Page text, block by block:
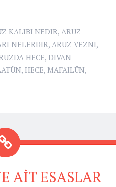
KALIBI NEDIR, ARUZ
NELERDIR, ARUZ VEZNI,
HECE, DIVAN
, HECE, MAFAILÜN,
AİT ESASLAR